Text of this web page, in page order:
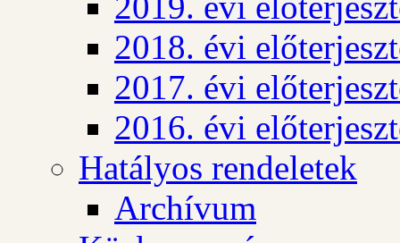
2018. évi
2017. évi
2016. évi
Hatályos rendeletek
Archívum